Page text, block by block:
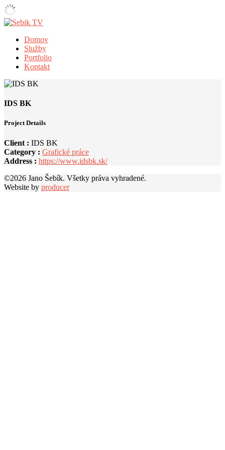
Domov
Služby
Portfolio
Kontakt
IDS BK
Project Details
Client : IDS BK
Category : Grafické práce
Address : https://www.idsbk.sk/
©2026 Jano Šebík. Všetky práva vyhradené.
Website by producer